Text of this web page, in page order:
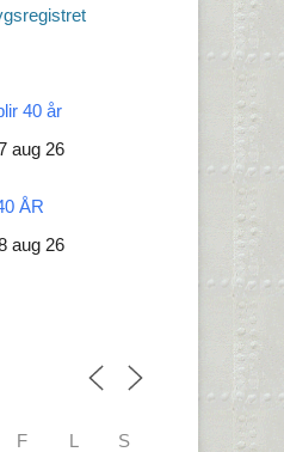
40 år
aug 26
ÅR
aug 26
F L S